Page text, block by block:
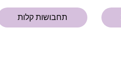
תחבושות קלות